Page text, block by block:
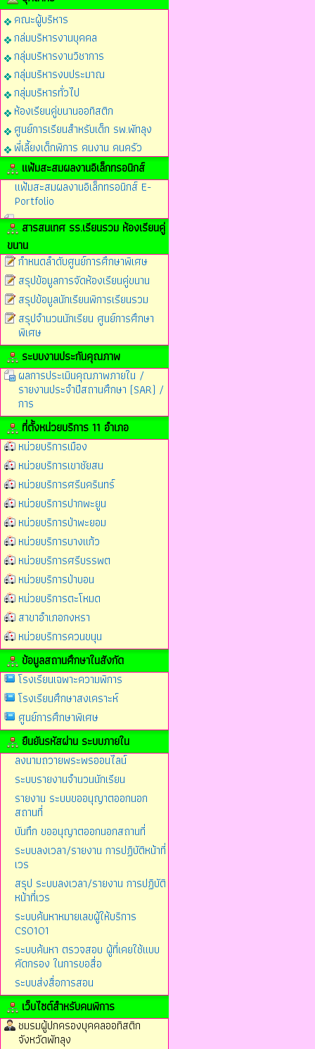
คณะผู้บริหาร
กล่มบริหารงานบุคคล
กลุ่มบริหารงานวิชาการ
กลุ่มบริหารงบประมาณ
กลุ่มบริหารทั่วไป
ห้องเรียนคู่ขนานออทิสติก
ศูนย์การเรียนสำหรับเด็ก รพ.พัทลุง
พี่เลี้ยงเด็กพิการ คนงาน คนครัว
แฟ้มสะสมผลงานอิเล็กทรอนิกส์
แฟ้มสะสมผลงานอิเล็กทรอนิกส์ E-
Portfolio
สารสนเทศ รร.เรียนรวม ห้องเรียนคู่
ขนาน
กำหนดลำดับศูนย์การศึกษาพิเศษ
สรุปข้อมูลการจัดห้องเรียนคู่ขนาน
สรุปข้อมูลนักเรียนพิการเรียนรวม
สรุปจำนวนนักเรียน ศูนย์การศึกษา
พิเศษ
ระบบงานประกันคุณภาพ
ผลการประเมินคุณภาพภายใน /
รายงานประจำปีสถานศึกษา (SAR) /
การ
ที่ตั้งหน่วยบริการ 11 อำเภอ
หน่วยบริการเมือง
หน่วยบริการเขาชัยสน
หน่วยบริการศรีนครินทร์
หน่วยบริการปากพะยูน
หน่วยบริการป่าพะยอม
หน่วยบริการบางแก้ว
หน่วยบริการศรีบรรพต
หน่วยบริการป่าบอน
หน่วยบริการตะโหมด
สาขาอำเภอกงหรา
หน่วยบริการควนขนุน
ข้อมูลสถานศึกษาในสังกัด
โรงเรียนเฉพาะความพิการ
โรงเรียนศึกษาสงเคราะห์
ศูนย์การศึกษาพิเศษ
ยืนยันรหัสผ่าน ระบบภายใน
ลงนามถวายพระพรออนไลน์
ระบบรายงานจำนวนนักเรียน
รายงาน ระบบขออนุญาตออกนอก
สถานที่
บันทึก ขออนุญาตออกนอกสถานที่
ระบบลงเวลา/รายงาน การปฏิบัติหน้าที่
เวร
สรุป ระบบลงเวลา/รายงาน การปฏิบัติ
หน้าที่เวร
ระบบค้นหาหมายเลขผู้ให้บริการ
CS0101
ระบบค้นหา ตรวจสอบ ผู้ที่เคยใช้แบบ
คัดกรอง ในการขอสื่อ
ระบบส่งสื่อการสอน
เว็บไซต์สำหรับคนพิการ
ชมรมผู้ปกครองบุคคลออทิสติก
จังหวัดพัทลุง